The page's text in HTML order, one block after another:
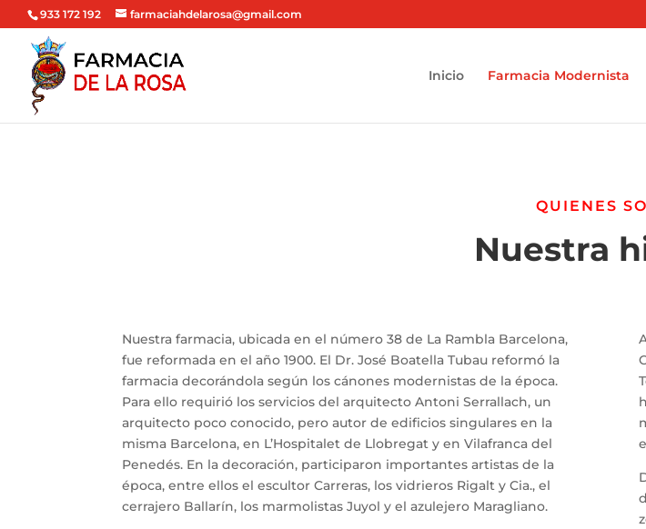
933 172 192 farmaciahdelarosa@gmail.com
Inicio Farmacia Modernista
QUIENES
Nuestra
Nuestra farmacia, ubicada en el número 38 de La Rambla Barcelona,
fue reformada en el año 1900. El Dr. José Boatella Tubau reformó la
farmacia decorándola según los cánones modernistas de la época.
Para ello requirió los servicios del arquitecto Antoni Serrallach, un
arquitecto poco conocido, pero autor de edificios singulares en la
misma Barcelona, en L’Hospitalet de Llobregat y en Vilafranca del
Penedés. En la decoración, participaron importantes artistas de la
época, entre ellos el escultor Carreras, los vidrieros Rigalt y Cia., el
cerrajero Ballarín, los marmolistas Juyol y el azulejero Maragliano.